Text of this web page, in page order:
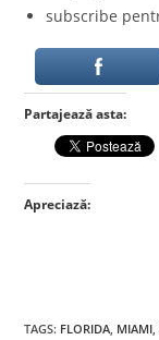
subscribe
Partajează asta:
Apreciază:
TAGS: FLORIDA, MIAMI,